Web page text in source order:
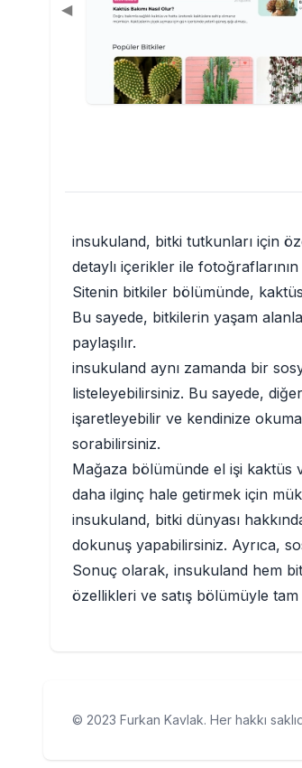
◀
insukuland, bitki tutkunları için
detaylı içerikler ile
Sitenin bitkiler bölümünde,
Bu sayede, bitkilerin yaşam
paylaşılır.
insukuland aynı zamanda bir
listeleyebilirsiniz. Bu sayede,
işaretleyebilir ve kendinize
sorabilirsiniz.
Mağaza bölümünde el işi kaktüs
daha ilginç hale getirmek için
insukuland, bitki dünyası
dokunuş yapabilirsiniz. Ayrıca,
Sonuç olarak, insukuland hem
özellikleri ve satış bölümüyle
© 2023 Furkan Kavlak. Her hakkı